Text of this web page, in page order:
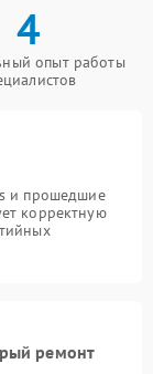
4
опыт работы
и прошедшие
корректную
ремонт